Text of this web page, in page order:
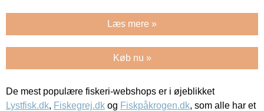
Læs mere »
Køb nu »
De mest populære fiskeri-webshops er i øjeblikket
Lystfisk.dk, Fiskegrej.dk og Fiskpåkrogen.dk, som alle har et